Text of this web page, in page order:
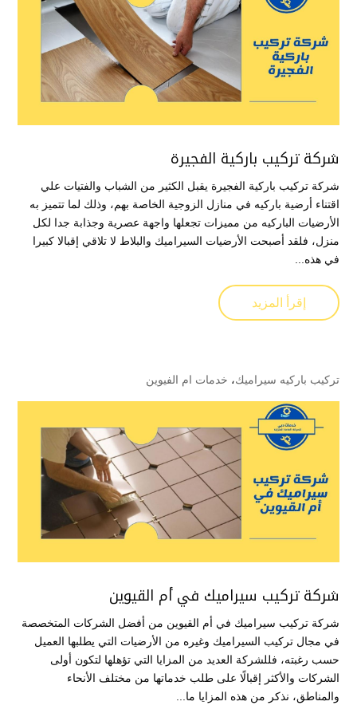
شركة تركيب باركية الفجيرة
شركة تركيب باركية الفجيرة يقبل الكثير من الشباب والفتيات علي
اقتناء أرضية باركيه في منازل الزوجية الخاصة بهم، وذلك لما تتميز به
الأرضيات الباركيه من مميزات تجعلها واجهة عصرية وجذابة جدا لكل
منزل، فلقد أصبحت الأرضيات السيراميك والبلاط لا تلاقي إقبالا كبيرا
في هذه...
إقرأ المزيد
تركيب باركيه سيراميك، خدمات ام الفيوين
شركة تركيب سيراميك في أم القيوين
شركة تركيب سيراميك في أم القيوين من أفضل الشركات المتخصصة
في مجال تركيب السيراميك وغيره من الأرضيات التي يطلبها العميل
حسب رغبته، فللشركة العديد من المزايا التي تؤهلها لتكون أولى
الشركات والأكثر إقبالًا على طلب خدماتها من مختلف الأنحاء
والمناطق، نذكر من هذه المزايا ما...